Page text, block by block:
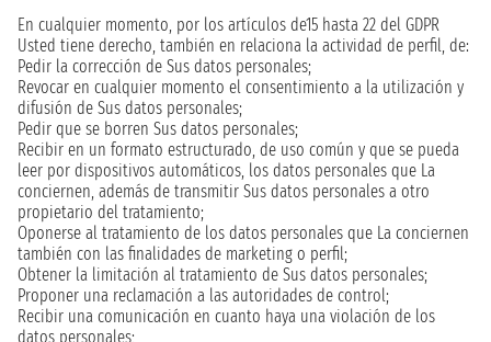
En cualquier momento, por los artículos de15 hasta 22 del GDPR
Usted tiene derecho, también en relaciona la actividad de perfil, de:
Pedir la corrección de Sus datos personales;
Revocar en cualquier momento el consentimiento a la utilización y
difusión de Sus datos personales;
Pedir que se borren Sus datos personales;
Recibir en un formato estructurado, de uso común y que se pueda
leer por dispositivos automáticos, los datos personales que La
conciernen, además de transmitir Sus datos personales a otro
propietario del tratamiento;
Oponerse al tratamiento de los datos personales que La conciernen
también con las finalidades de marketing o perfil;
Obtener la limitación al tratamiento de Sus datos personales;
Proponer una reclamación a las autoridades de control;
Recibir una comunicación en cuanto haya una violación de los
datos personales;